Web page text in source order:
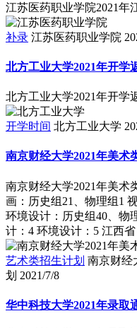
江苏医药职业学院2021年
补录 江苏医药职业学院
北方工业大学2021年开学
北方工业大学2021年开学
开学时间 北方工业大学
南京财经大学2021年美术
南京财经大学2021年美术
画：历史组21、物理组1
环境设计：历史组40、物
计：4 环境设计：5 江西
艺术类招生计划 南京财经
划 2021/7/8
华中科技大学2021年录取